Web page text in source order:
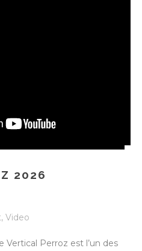
2026
, Video
Vertical Perroz est l’un des